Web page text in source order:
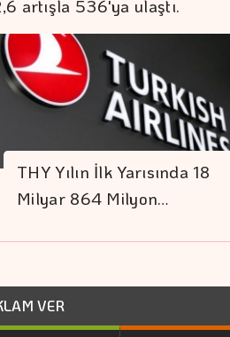
artışla 536'ya ulaştı.
THY Yılın İlk Yarısında 18
Milyar 864 Milyon…
VER